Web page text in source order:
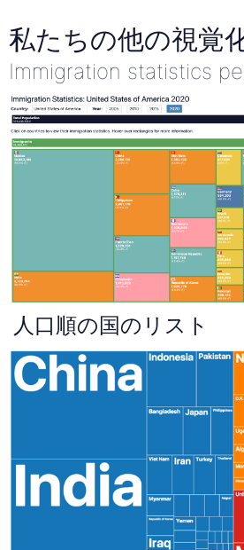
私たちの他の視覚
Immigration statistics
人口順の国のリスト